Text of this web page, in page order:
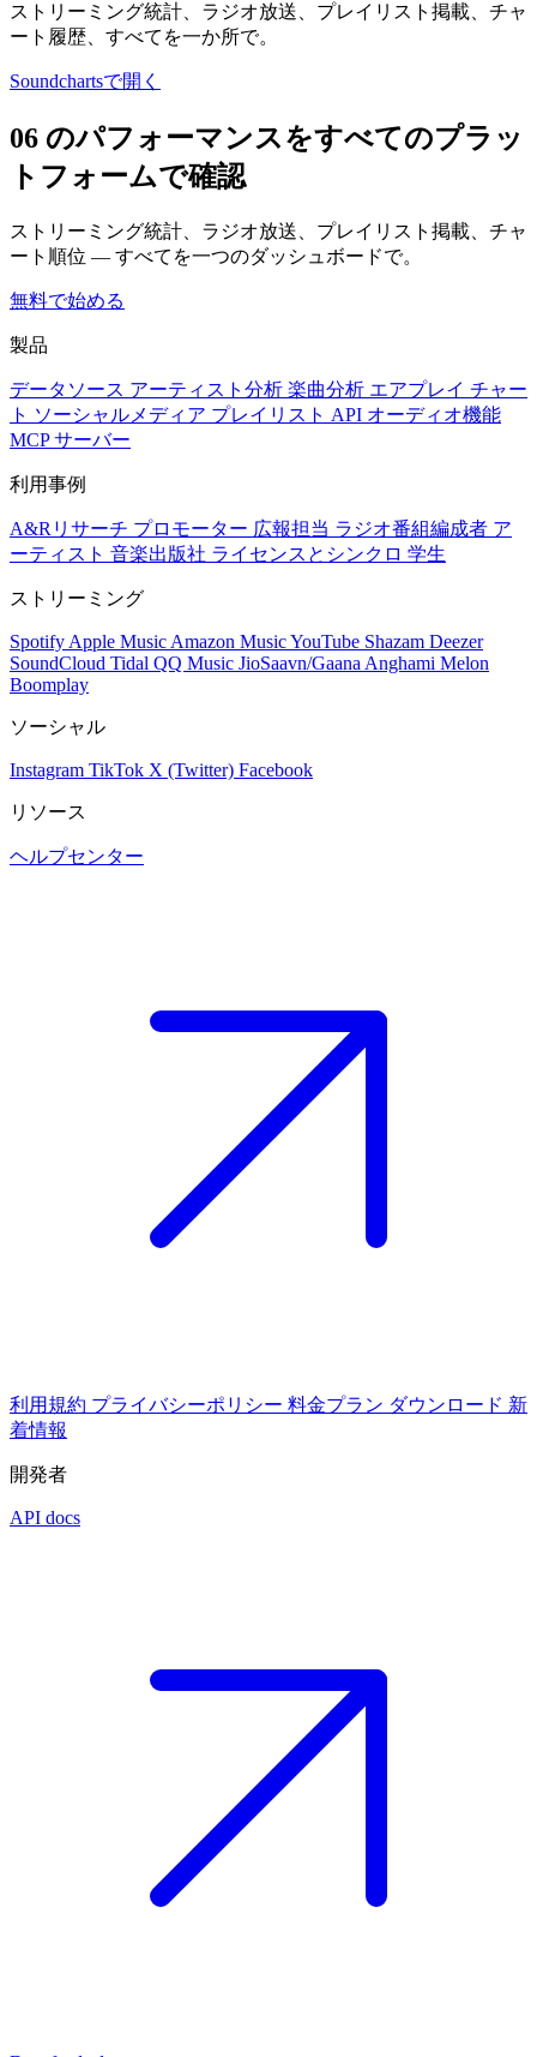
ストリーミング統計、ラジオ放送、プレイリスト掲載、チャ
ート履歴、すべてを一か所で。
Soundchartsで開く
06 のパフォーマンスをすべてのプラッ
トフォームで確認
ストリーミング統計、ラジオ放送、プレイリスト掲載、チャ
ート順位 — すべてを一つのダッシュボードで。
無料で始める
製品
データソース アーティスト分析 楽曲分析 エアプレイ チャー
ト ソーシャルメディア プレイリスト API オーディオ機能
MCP サーバー
利用事例
A&Rリサーチ プロモーター 広報担当 ラジオ番組編成者 ア
ーティスト 音楽出版社 ライセンスとシンクロ 学生
ストリーミング
Spotify Apple Music Amazon MusicYouTube Shazam Deezer
SoundCloud Tidal QQ Music JioSaavn/Gaana Anghami Melon
Boomplay
ソーシャル
Instagram TikTok X (Twitter) Facebook
リソース
ヘルプセンター
利用規約 プライバシーポリシー 料金プラン ダウンロード 新
着情報
開発者
API docs